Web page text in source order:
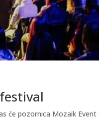
će pozornica Mozaik